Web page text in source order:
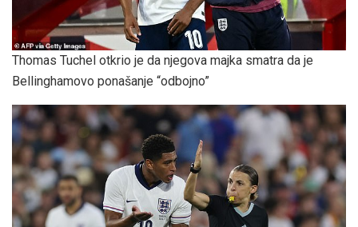
Thomas Tuchel otkrio je da njegova majka smatra da je
Bellinghamovo ponašanje “odbojno”